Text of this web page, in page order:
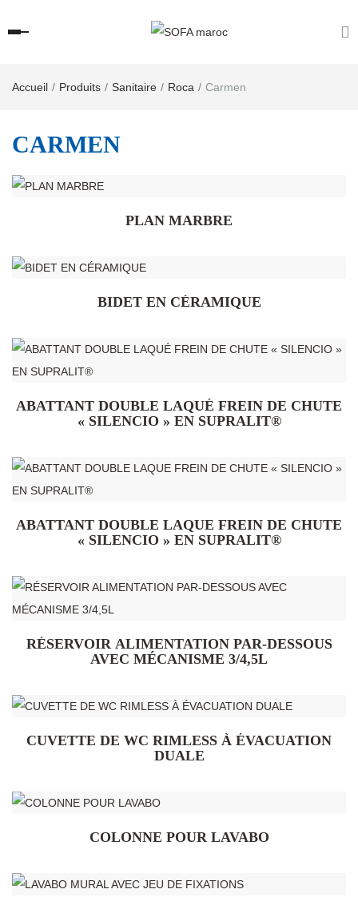
Accueil Produits Sanitaire Roca Carmen
CARMEN
PLAN MARBRE
BIDET EN CÉRAMIQUE
ABATTANT DOUBLE LAQUÉ FREIN DE CHUTE
« SILENCIO » EN SUPRALIT®
ABATTANT DOUBLE LAQUE FREIN DE CHUTE
« SILENCIO » EN SUPRALIT®
RÉSERVOIR ALIMENTATION PAR-DESSOUS
AVEC MÉCANISME 3/4,5L
CUVETTE DE WC RIMLESS À ÉVACUATION
DUALE
COLONNE POUR LAVABO